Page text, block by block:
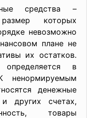
средства –
которых
невозможно
плане не
их остатков.
в
ненормируемым
денежные
других счетах,
товары